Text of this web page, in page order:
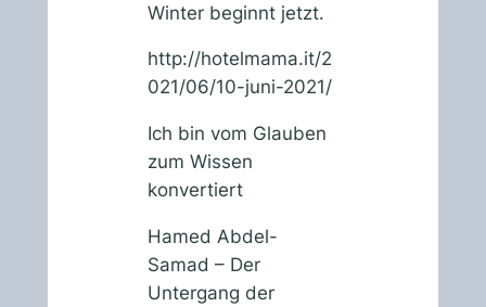
Winter beginnt jetzt.
http://hotelmama.it/2
021/06/10-juni-2021/
Ich bin vom Glauben
zum Wissen
konvertiert
Hamed Abdel-
Samad – Der
Untergang der